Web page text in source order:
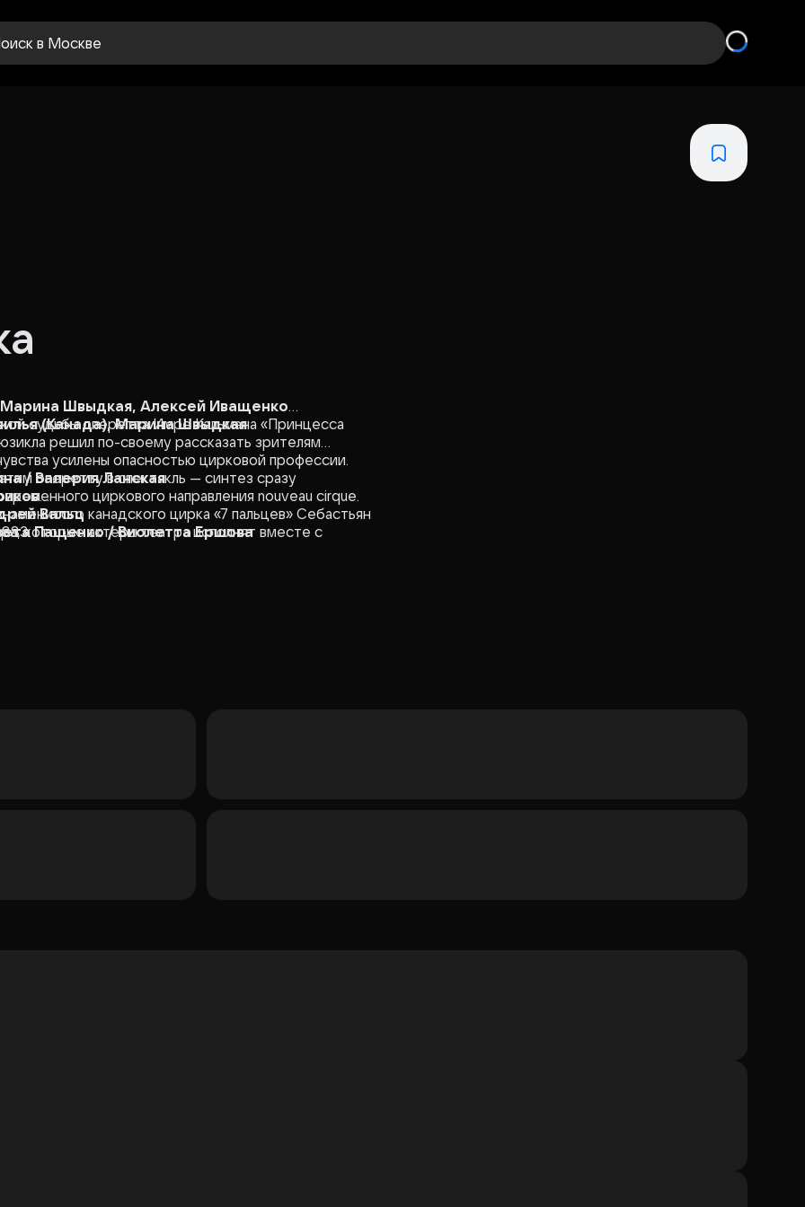
в Москве
Швыдкая, Алексей Иващенко
(Канада), Марина Швыдкая
судьбы оперетта Имре Кальмана «Принцесса
решил по-своему рассказать зрителям
усилены опасностью цирковой профессии.
оперетту в спектакль — синтез сразу
циркового направления nouveau cirque.
канадского цирка «7 пальцев» Себастьян
которые актеры театра исполнят вместе с
/ Валерия Ланская
Вальц
Пащенко / Виолетта Ершова
Бабушкина / Елена Моисеева
/ Татьяна Батманова
Вальц